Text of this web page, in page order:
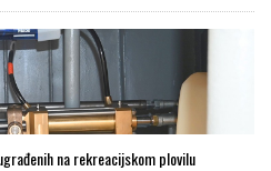
na rekreacijskom plovilu